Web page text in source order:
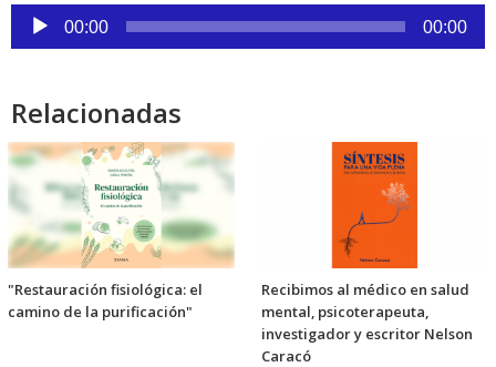
Reproductor
de
00:00 00:00
Relacionadas
"Restauración fisiológica: el
camino de la purificación"
Recibimos al médico en salud
mental, psicoterapeuta,
investigador y escritor Nelson
Caracó